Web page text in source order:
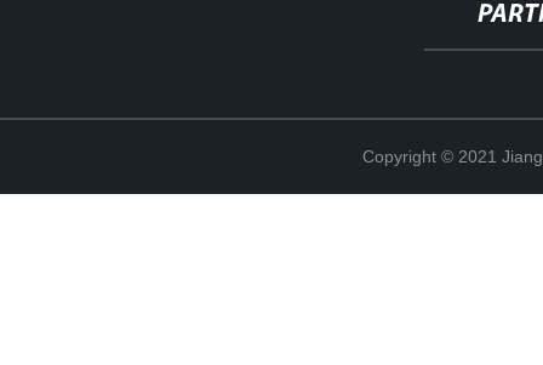
Copyright © 2021